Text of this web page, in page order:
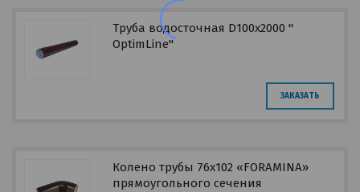
Труба водосточная D100х2000 "
OptimLine"
ЗАКАЗАТЬ
Колено трубы 76х102 «FORAMINA»
прямоугольного сечения